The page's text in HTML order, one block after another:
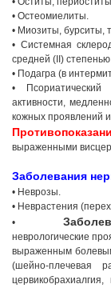
• Остеомиелиты.
• Миозиты, бурситы,
• Системная
средней (II)
• Подагра (в
•
активности,
кожных проявлений
выраженными
Заболевания
• Неврозы.
• Неврастения
•
неврологические
выраженным
(шейно-плечевая